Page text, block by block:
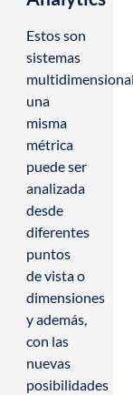
Estos son
sistemas
una
misma
métrica
puede ser
analizada
desde
diferentes
puntos
de vista o
dimensiones
y además,
con las
nuevas
posibilidades